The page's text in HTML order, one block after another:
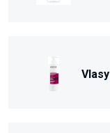
Vlasy